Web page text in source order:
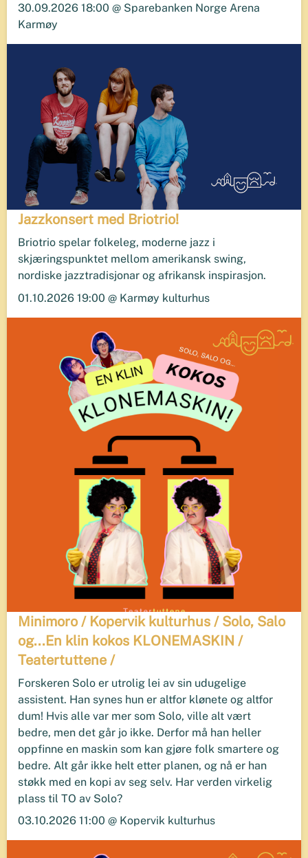
30.09.2026 18:00 @ Sparebanken Norge Arena
Karmøy
Jazzkonsert med Briotrio!
Briotrio spelar folkeleg, moderne jazz i
skjæringspunktet mellom amerikansk swing,
nordiske jazztradisjonar og afrikansk inspirasjon.
01.10.2026 19:00 @ Karmøy kulturhus
Minimoro / Kopervik kulturhus / Solo, Salo
og...En klin kokos KLONEMASKIN /
Teatertuttene /
Forskeren Solo er utrolig lei av sin udugelige
assistent. Han synes hun er altfor klønete og altfor
dum! Hvis alle var mer som Solo, ville alt vært
bedre, men det går jo ikke. Derfor må han heller
oppfinne en maskin som kan gjøre folk smartere og
bedre. Alt går ikke helt etter planen, og nå er han
støkk med en kopi av seg selv. Har verden virkelig
plass til TO av Solo?
03.10.2026 11:00 @ Kopervik kulturhus